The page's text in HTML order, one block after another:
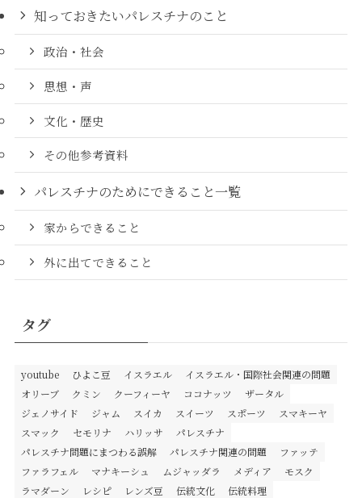
知っておきたいパレスチナのこと
政治・社会
思想・声
文化・歴史
その他参考資料
パレスチナのためにできること一覧
家からできること
外に出てできること
タグ
youtube ひよこ豆 イスラエル
イスラエル・国際社会関連の問題
オリーブ
クミン クーフィーヤ ココナッツ
ザータル
ジェノサイド
ジャム スイカ スイーツ スポーツ
スマキーヤ
スマック
セモリナ ハリッサ
パレスチナ
パレスチナ問題にまつわる誤解
パレスチナ関連の問題
ファッテ
ファラフェル
マナキーシュ ムジャッダラ メディア
モスク
ラマダーン
レシピ レンズ豆 伝統文化
伝統料理